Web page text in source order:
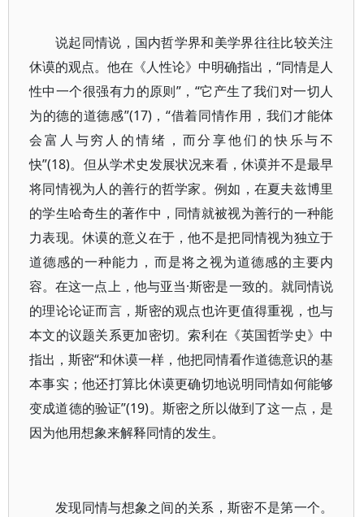
说起同情说，国内哲学界和美学界往往比较关注
休谟的观点。他在《人性论》中明确指出，“同情是人
性中一个很强有力的原则”，“它产生了我们对一切人
为的德的道德感”(17)，“借着同情作用，我们才能体
会富人与穷人的情绪，而分享他们的快乐与不
快”(18)。但从学术史发展状况来看，休谟并不是最早
将同情视为人的善行的哲学家。例如，在夏夫兹博里
的学生哈奇生的著作中，同情就被视为善行的一种能
力表现。休谟的意义在于，他不是把同情视为独立于
道德感的一种能力，而是将之视为道德感的主要内
容。在这一点上，他与亚当·斯密是一致的。就同情说
的理论论证而言，斯密的观点也许更值得重视，也与
本文的议题关系更加密切。索利在《英国哲学史》中
指出，斯密“和休谟一样，他把同情看作道德意识的基
本事实；他还打算比休谟更确切地说明同情如何能够
变成道德的验证”(19)。斯密之所以做到了这一点，是
因为他用想象来解释同情的发生。
发现同情与想象之间的关系，斯密不是第一个。